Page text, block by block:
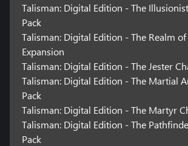
Talisman: Digital Edition - The
Pack
Talisman: Digital Edition - The Realm of
Expansion
Talisman: Digital Edition - The Jester
Talisman: Digital Edition - The Martial
Pack
Talisman: Digital Edition - The Martyr
Talisman: Digital Edition - The
Pack